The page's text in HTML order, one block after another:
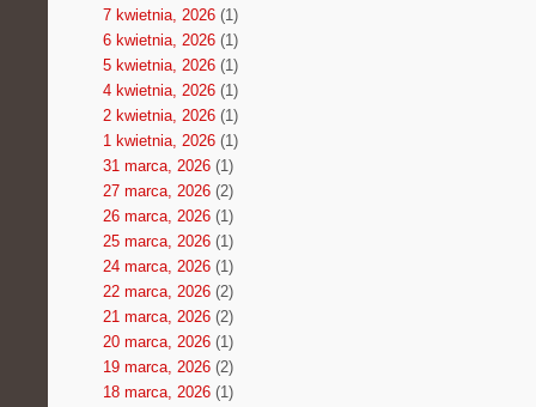
7 kwietnia, 2026(1)
6 kwietnia, 2026(1)
5 kwietnia, 2026(1)
4 kwietnia, 2026(1)
2 kwietnia, 2026(1)
1 kwietnia, 2026(1)
31 marca, 2026(1)
27 marca, 2026(2)
26 marca, 2026(1)
25 marca, 2026(1)
24 marca, 2026(1)
22 marca, 2026(2)
21 marca, 2026(2)
20 marca, 2026(1)
19 marca, 2026(2)
18 marca, 2026(1)